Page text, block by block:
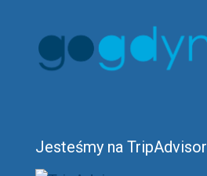
Jesteśmy na TripAdvisor